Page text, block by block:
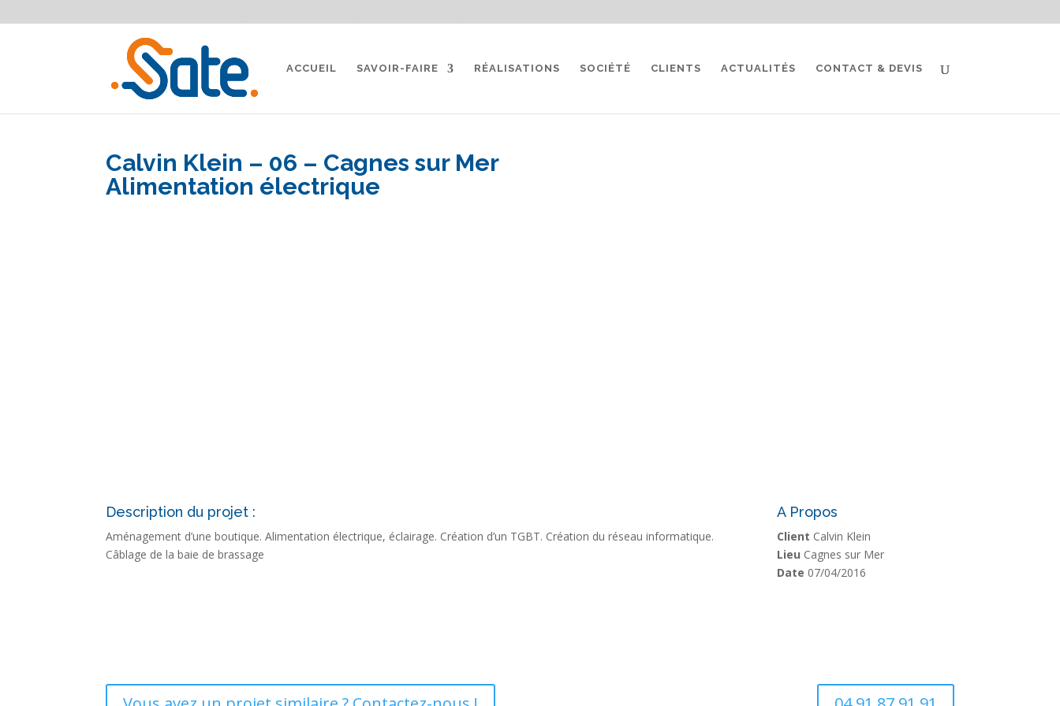
ACCUEIL SAVOIR-FAIRE RÉALISATIONS SOCIÉTÉ CLIENTS ACTUALITÉS CONTACT & DEVIS
Calvin Klein – 06 – Cagnes sur Mer
Alimentation électrique
Description du projet :
Aménagement d’une boutique. Alimentation électrique, éclairage. Création d’un TGBT. Création du réseau informatique.
Câblage de la baie de brassage
A Propos
Client Calvin Klein
Lieu Cagnes sur Mer
Date 07/04/2016